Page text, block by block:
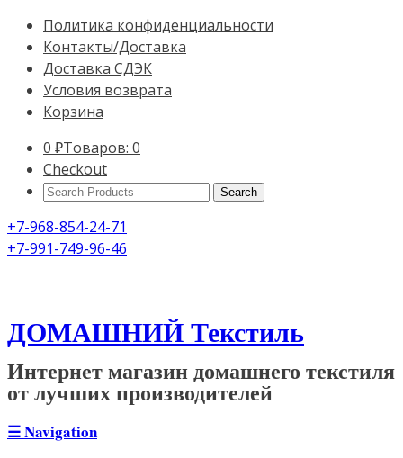
Политика конфиденциальности
Контакты/Доставка
Доставка СДЭК
Условия возврата
Корзина
0 ₽Товаров: 0
Checkout
Search
+7-968-854-24-71
+7-991-749-96-46
ДОМАШНИЙ Текстиль
Интернет магазин домашнего текстиля
от лучших производителей
☰Navigation